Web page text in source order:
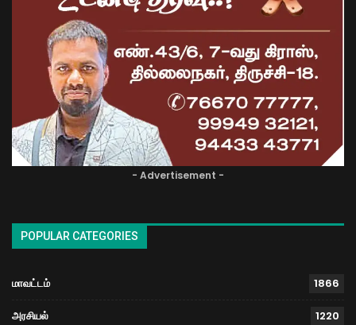
- Advertisement -
POPULAR CATEGORIES
மாவட்டம் 1866
அரசியல் 1220